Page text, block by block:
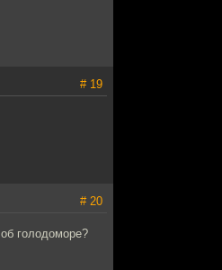
# 19
# 20
голодоморе?